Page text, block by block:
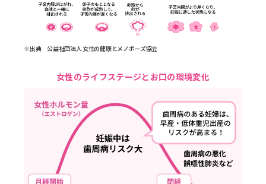
※出典 公益社団法人 女性の健康とメノポーズ協会
女性のライフステージとお口の環境変化